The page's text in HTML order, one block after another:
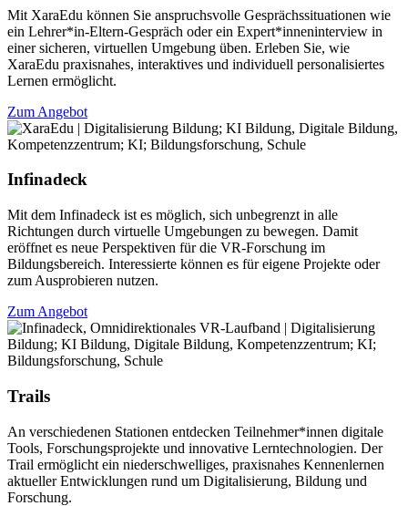
Mit XaraEdu können Sie anspruchsvolle Gesprächssituationen wie
ein Lehrer*in-Eltern-Gespräch oder ein Expert*inneninterview in
einer sicheren, virtuellen Umgebung üben. Erleben Sie, wie
XaraEdu praxisnahes, interaktives und individuell personalisiertes
Lernen ermöglicht.
Zum Angebot
Infinadeck
Mit dem Infinadeck ist es möglich, sich unbegrenzt in alle
Richtungen durch virtuelle Umgebungen zu bewegen. Damit
eröffnet es neue Perspektiven für die VR-Forschung im
Bildungsbereich. Interessierte können es für eigene Projekte oder
zum Ausprobieren nutzen.
Zum Angebot
Trails
An verschiedenen Stationen entdecken Teilnehmer*innen digitale
Tools, Forschungsprojekte und innovative Lerntechnologien. Der
Trail ermöglicht ein niederschwelliges, praxisnahes Kennenlernen
aktueller Entwicklungen rund um Digitalisierung, Bildung und
Forschung.